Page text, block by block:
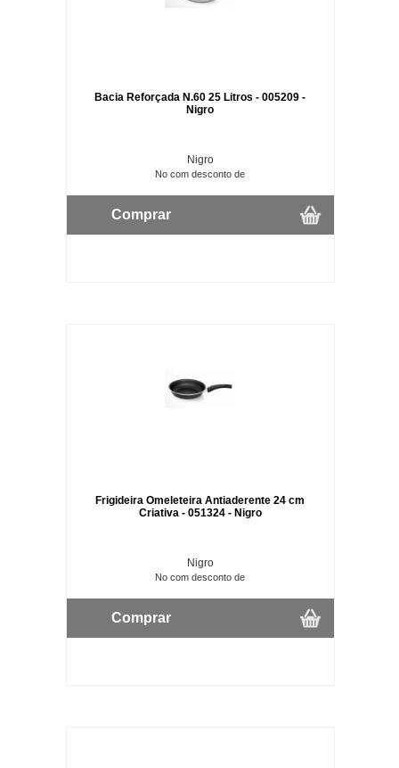
Bacia Reforçada N.60 25 Litros - 005209 -
Nigro
Nigro
No com desconto de
Comprar
Frigideira Omeleteira Antiaderente 24 cm
Criativa - 051324 - Nigro
Nigro
No com desconto de
Comprar